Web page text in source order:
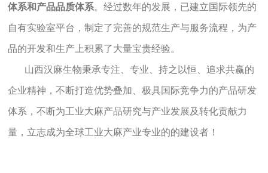
体系和产品品质体系。经过数年的发展，已建立国际领先的
自有实验室平台，制定了完善的规范生产与服务流程，为产
品的开发和生产上积累了大量宝贵经验。
山西汉麻生物秉承专注、专业、持之以恒、追求共赢的
企业精神，不断打造优势叠加、极具国际竞争力的产品研发
体系，不断为工业大麻产品研究与产业发展及转化贡献力
量，立志成为全球工业大麻产业专业的的建设者！